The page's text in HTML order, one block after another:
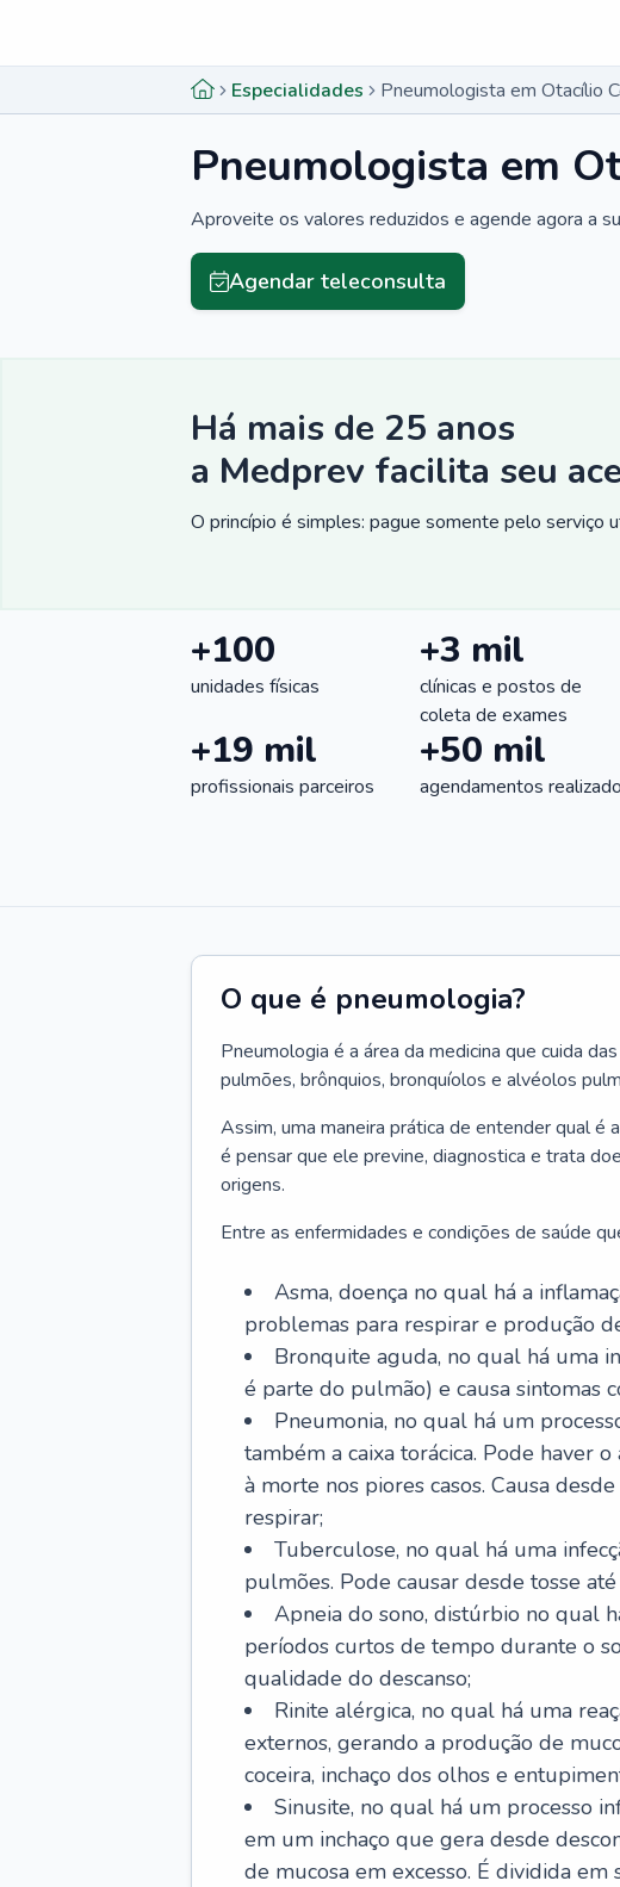
Especialidades Pneumologista em Otacílio
Pneumologista em
Aproveite os valores reduzidos e agende agora a
Agendar teleconsulta
Há mais de 25 anos
a Medprev facilita seu
O princípio é simples: pague somente pelo serviço
+100
unidades físicas
+3 mil
clínicas e postos de
coleta de exames
+19 mil
profissionais parceiros
+50 mil
agendamentos
O que é pneumologia?
Pneumologia é a área da medicina que cuida
pulmões, brônquios, bronquíolos e alvéolos
Assim, uma maneira prática de entender qual
é pensar que ele previne, diagnostica e trata
origens.
Entre as enfermidades e condições de saúde
Asma, doença no qual há a
problemas para respirar e produção
Bronquite aguda, no qual há uma
é parte do pulmão) e causa sintomas
Pneumonia, no qual há um
também a caixa torácica. Pode haver
à morte nos piores casos. Causa
respirar;
Tuberculose, no qual há uma
pulmões. Pode causar desde tosse
Apneia do sono, distúrbio no qual
períodos curtos de tempo durante o
qualidade do descanso;
Rinite alérgica, no qual há uma
externos, gerando a produção de
coceira, inchaço dos olhos e
Sinusite, no qual há um processo
em um inchaço que gera desde
de mucosa em excesso. É dividida em